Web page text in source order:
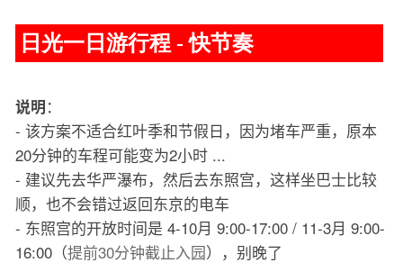
日光一日游行程 - 快节奏
说明：
- 该方案不适合红叶季和节假日，因为堵车严重，原本
20分钟的车程可能变为2小时 ...
- 建议先去华严瀑布，然后去东照宫，这样坐巴士比较
顺，也不会错过返回东京的电车
- 东照宫的开放时间是 4-10月 9:00-17:00 / 11-3月 9:00-
16:00（提前30分钟截止入园），别晚了